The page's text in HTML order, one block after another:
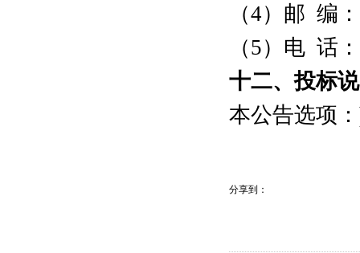
（4）邮 编
（5）电 话
十二、投标
本公告选项
分享到：